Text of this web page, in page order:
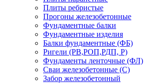
Плиты ребристые
Прогоны железобетонные
Фундаментные балки
Фундаментные изделия
Балки фундаментные (ФБ)
Ригели (РВ,РОП,РДП, Р)
Фундаменты ленточные (ФЛ)
Сваи железобетонные (С)
Забор железобетонный